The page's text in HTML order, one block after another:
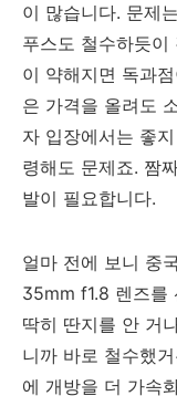
이 많습니다. 문제
푸스도 철수하듯이
이 약해지면 독과
은 가격을 올려도
자 입장에서는 좋
령해도 문제죠. 짬
발이 필요합니다.
얼마 전에 보니 중
35mm f1.8 렌즈를
딱히 딴지를 안 거
니까 바로 철수했
에 개방을 더 가속